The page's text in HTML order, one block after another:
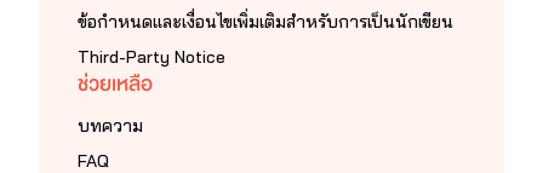
ข้อกำหนดและเงื่อนไขเพิ่มเติมสำหรับการเป็นนักเขียน
Third-Party Notice
ช่วยเหลือ
บทความ
FAQ